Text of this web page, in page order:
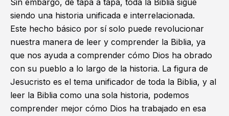
Sin embargo, de tapa a tapa, toda la Biblia sigue
siendo una historia unificada e interrelacionada.
Este hecho básico por sí solo puede revolucionar
nuestra manera de leer y comprender la Biblia, ya
que nos ayuda a comprender cómo Dios ha obrado
con su pueblo a lo largo de la historia. La figura de
Jesucristo es el tema unificador de toda la Biblia, y al
leer la Biblia como una sola historia, podemos
comprender mejor cómo Dios ha trabajado en esa